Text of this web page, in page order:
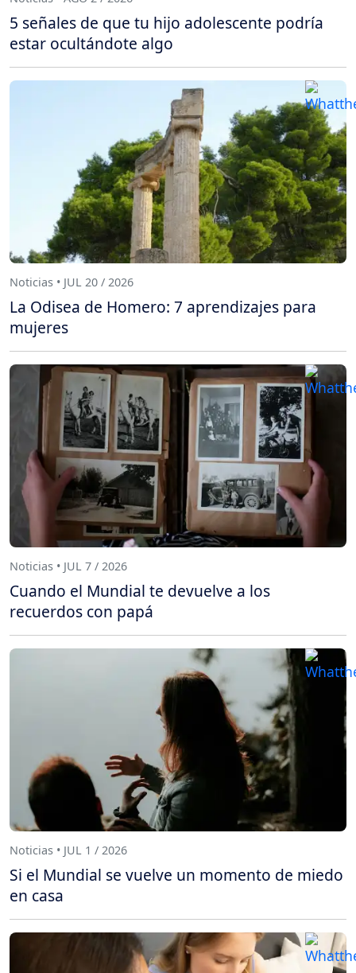
5 señales de que tu hijo adolescente podría
estar ocultándote algo
Noticias • JUL 20 / 2026
La Odisea de Homero: 7 aprendizajes para
mujeres
Noticias • JUL 7 / 2026
Cuando el Mundial te devuelve a los
recuerdos con papá
Noticias • JUL 1 / 2026
Si el Mundial se vuelve un momento de miedo
en casa